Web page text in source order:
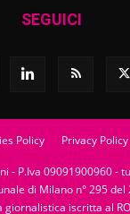
SEGUICI
Policy Privacy Policy
- P.Iva 09091900960 -
di Milano n° 295 del
giornalistica iscritta al